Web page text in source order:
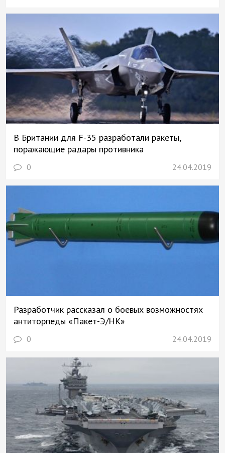
В Британии для F-35 разработали ракеты,
поражающие радары противника
0 24.04.2019
Разработчик рассказал о боевых возможностях
антиторпеды «Пакет-Э/НК»
0 24.04.2019